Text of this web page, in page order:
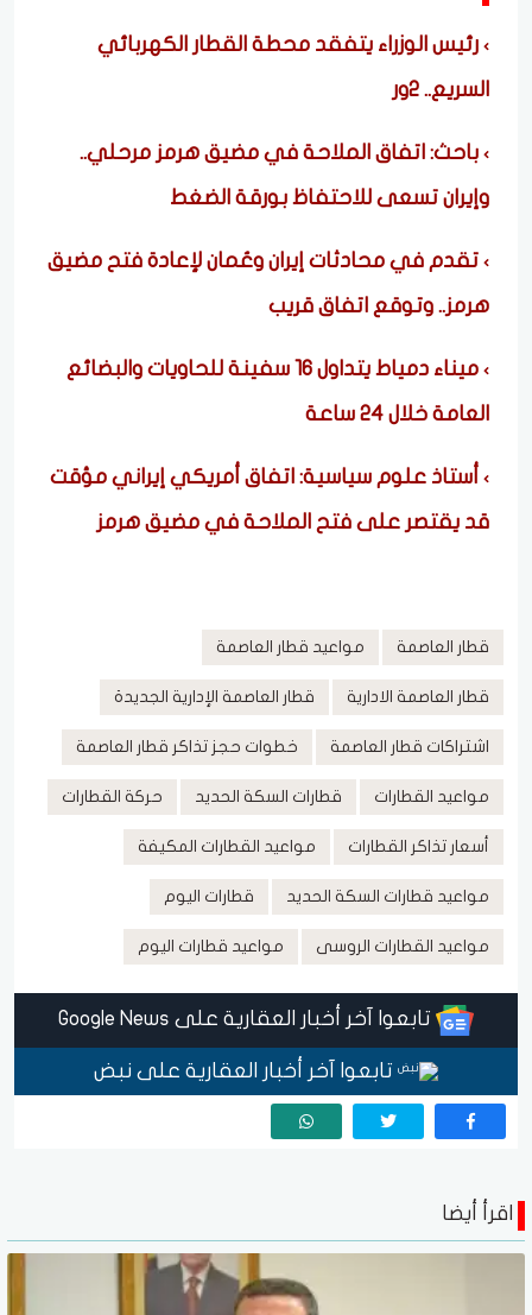
رئيس الوزراء يتفقد محطة القطار الكهربائي
السريع.. 2ور
باحث: اتفاق الملاحة في مضيق هرمز مرحلي..
وإيران تسعى للاحتفاظ بورقة الضغط
تقدم في محادثات إيران وعُمان لإعادة فتح مضيق
هرمز.. وتوقع اتفاق قريب
ميناء دمياط يتداول 16 سفينة للحاويات والبضائع
العامة خلال 24 ساعة
أستاذ علوم سياسية: اتفاق أمريكي إيراني مؤقت
قد يقتصر على فتح الملاحة في مضيق هرمز
قطار العاصمة مواعيد قطار العاصمة
قطار العاصمة الادارية قطار العاصمة الإدارية الجديدة
اشتراكات قطار العاصمة خطوات حجز تذاكر قطار العاصمة
مواعيد القطارات قطارات السكة الحديد حركة القطارات
أسعار تذاكر القطارات مواعيد القطارات المكيفة
مواعيد قطارات السكة الحديد قطارات اليوم
مواعيد القطارات الروسى مواعيد قطارات اليوم
تابعوا آخر أخبار العقارية على Google News
تابعوا آخر أخبار العقارية على نبض
اقرأ أيضا